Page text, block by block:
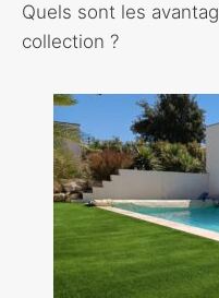
Quels sont les
collection ?